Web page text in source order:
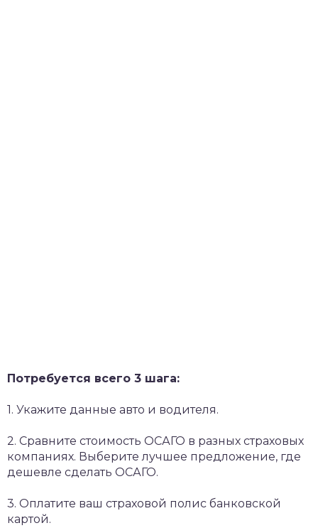
Потребуется всего 3 шага:
1. Укажите данные авто и водителя.
2. Сравните стоимость ОСАГО в разных страховых
компаниях. Выберите лучшее предложение, где
дешевле сделать ОСАГО.
3. Оплатите ваш страховой полис банковской
картой.